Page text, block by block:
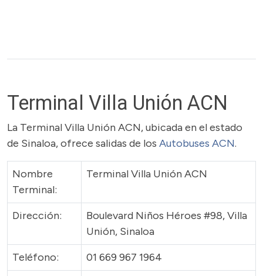
Terminal Villa Unión ACN
La Terminal Villa Unión ACN, ubicada en el estado
de Sinaloa, ofrece salidas de los Autobuses ACN.
Nombre
Terminal:
Terminal Villa Unión ACN
Dirección:
Boulevard Niños Héroes #98, Villa
Unión, Sinaloa
Teléfono:
01 669 967 1964